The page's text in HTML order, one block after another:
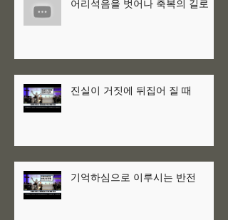
어리석음을 벗어나 축복의 길로
진실이 거짓에 뒤집어 질 때
기억하심으로 이루시는 반전